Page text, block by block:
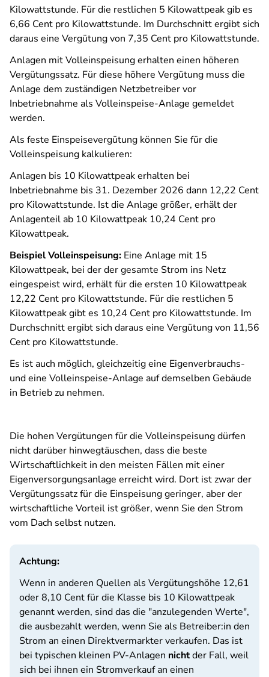
Kilowattstunde. Für die restlichen 5 Kilowattpeak gib es
6,66 Cent pro Kilowattstunde. Im Durchschnitt ergibt sich
daraus eine Vergütung von 7,35 Cent pro Kilowattstunde.
Anlagen mit Volleinspeisung erhalten einen höheren
Vergütungssatz. Für diese höhere Vergütung muss die
Anlage dem zuständigen Netzbetreiber vor
Inbetriebnahme als Volleinspeise-Anlage gemeldet
werden.
Als feste Einspeisevergütung können Sie für die
Volleinspeisung kalkulieren:
Anlagen bis 10 Kilowattpeak erhalten bei
Inbetriebnahme bis 31. Dezember 2026 dann 12,22 Cent
pro Kilowattstunde. Ist die Anlage größer, erhält der
Anlagenteil ab 10 Kilowattpeak 10,24 Cent pro
Kilowattpeak.
Beispiel Volleinspeisung: Eine Anlage mit 15
Kilowattpeak, bei der der gesamte Strom ins Netz
eingespeist wird, erhält für die ersten 10 Kilowattpeak
12,22 Cent pro Kilowattstunde. Für die restlichen 5
Kilowattpeak gibt es 10,24 Cent pro Kilowattstunde. Im
Durchschnitt ergibt sich daraus eine Vergütung von 11,56
Cent pro Kilowattstunde.
Es ist auch möglich, gleichzeitig eine Eigenverbrauchs-
und eine Volleinspeise-Anlage auf demselben Gebäude
in Betrieb zu nehmen.
Die hohen Vergütungen für die Volleinspeisung dürfen
nicht darüber hinwegtäuschen, dass die beste
Wirtschaftlichkeit in den meisten Fällen mit einer
Eigenversorgungsanlage erreicht wird. Dort ist zwar der
Vergütungssatz für die Einspeisung geringer, aber der
wirtschaftliche Vorteil ist größer, wenn Sie den Strom
vom Dach selbst nutzen.
Achtung:
Wenn in anderen Quellen als Vergütungshöhe 12,61
oder 8,10 Cent für die Klasse bis 10 Kilowattpeak
genannt werden, sind das die "anzulegenden Werte",
die ausbezahlt werden, wenn Sie als Betreiber:in den
Strom an einen Direktvermarkter verkaufen. Das ist
bei typischen kleinen PV-Anlagen nichtder Fall, weil
sich bei ihnen ein Stromverkauf an einen